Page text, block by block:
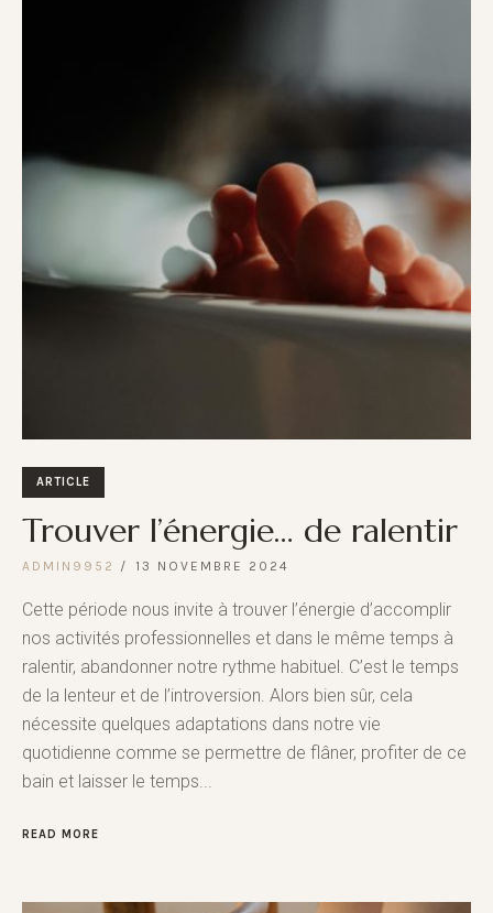
ARTICLE
Trouver l’énergie… de ralentir
ADMIN9952 13 NOVEMBRE 2024
Cette période nous invite à trouver l’énergie d’accomplir
nos activités professionnelles et dans le même temps à
ralentir, abandonner notre rythme habituel. C’est le temps
de la lenteur et de l’introversion. Alors bien sûr, cela
nécessite quelques adaptations dans notre vie
quotidienne comme se permettre de flâner, profiter de ce
bain et laisser le temps...
READ MORE